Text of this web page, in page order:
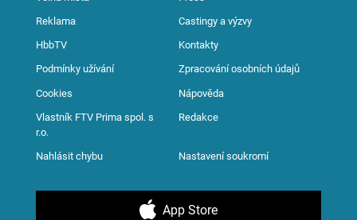
Reklama Castingy a výzvy
HbbTV Kontakty
Podmínky užívání Zpracování osobních údajů
Cookies Nápověda
Vlastník FTV Prima spol. s
r.o.
Redakce
Nahlásit chybu Nastavení soukromí
App Store